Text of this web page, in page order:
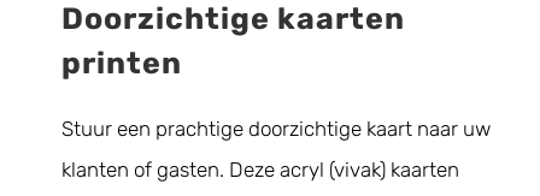
Geboortekaartjes
Doorzichtige kaarten
printen
Stuur een prachtige doorzichtige kaart naar uw
klanten of gasten. Deze acryl (vivak) kaarten